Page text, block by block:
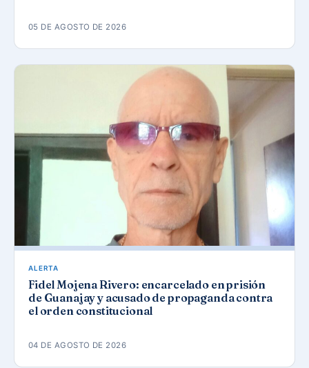
05 DE AGOSTO DE 2026
ALERTA
Fidel Mojena Rivero: encarcelado en prisión
de Guanajay y acusado de propaganda contra
el orden constitucional
04 DE AGOSTO DE 2026